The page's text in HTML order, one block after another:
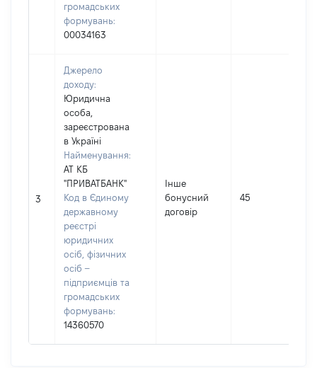
громадських
формувань:
00034163
3
Джерело
доходу:
Юридична
особа,
зареєстрована
в Україні
Найменування:
АТ КБ
"ПРИВАТБАНК"
Код в Єдиному
державному
реєстрі
юридичних
осіб, фізичних
осіб –
підприємців та
громадських
формувань:
14360570
Інше
бонусний
договір
45